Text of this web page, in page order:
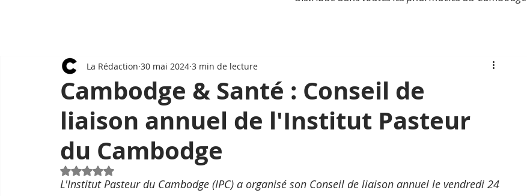
Cambodge & Santé : Conseil de
liaison annuel de l'Institut Pasteur
du Cambodge
La Rédaction 30 mai 2024 3 min de lecture
Noté NaN étoiles sur 5.
L'Institut Pasteur du Cambodge (IPC) a organisé son Conseil de liaison annuel le vendredi 24